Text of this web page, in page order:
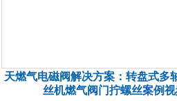
天燃气电磁阀解决方案：转盘式多
丝机燃气阀门拧螺丝案例